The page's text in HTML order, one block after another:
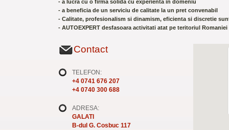
- a lucra cu o firma solida cu experienta in domeniu
- a beneficia de un serviciu de calitate la un pret convenabil
- Calitate, profesionalism si dinamism, eficienta si discretie
- AUTOEXPERT desfasoara activitati atat pe teritoriul
Contact
TELEFON:
+4 0741 676 207
+4 0740 300 688
ADRESA:
GALATI
B-dul G. Cosbuc 117